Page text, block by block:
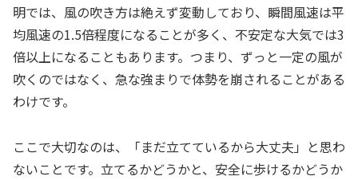
明では、風の吹き方は絶えず変動しており、瞬間風速は平
均風速の1.5倍程度になることが多く、不安定な大気では3
倍以上になることもあります。つまり、ずっと一定の風が
吹くのではなく、急な強まりで体勢を崩されることがある
わけです。
ここで大切なのは、「まだ立てているから大丈夫」と思わ
ないことです。立てるかどうかと、安全に歩けるかどうか